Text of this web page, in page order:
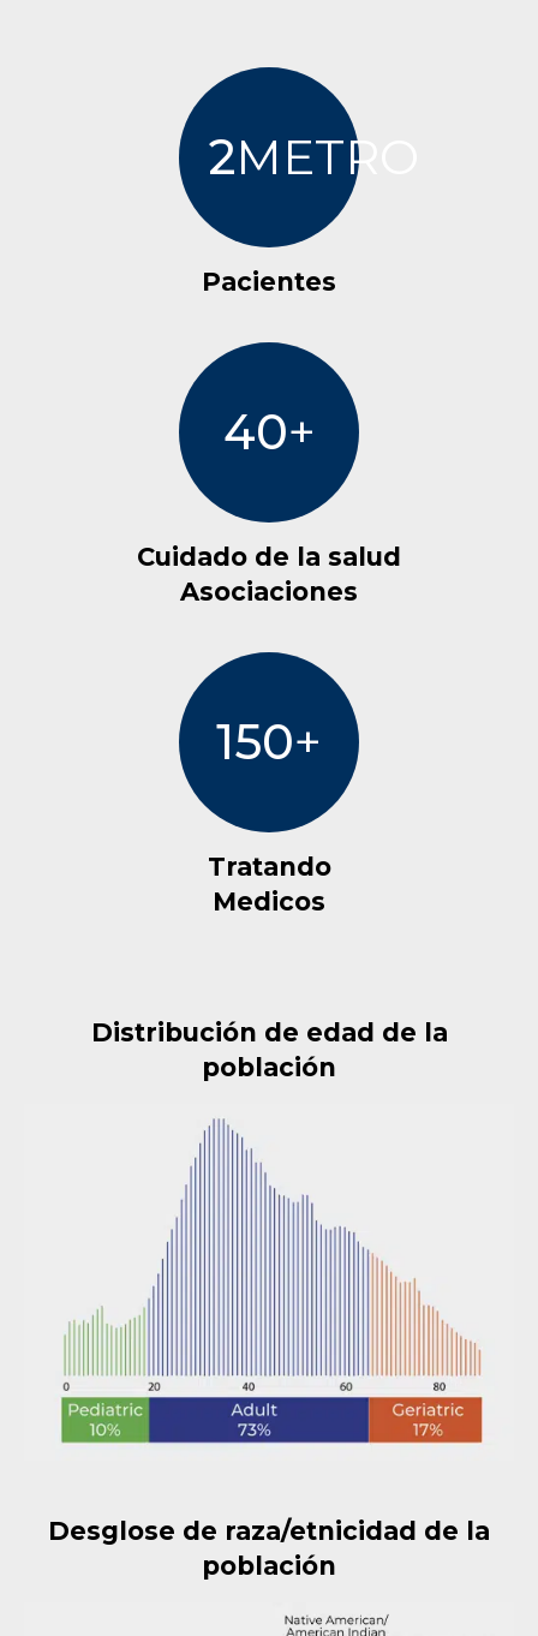
2METRO
Pacientes
40+
Cuidado de la salud
Asociaciones
150+
Tratando
Medicos
Distribución de edad de la
población
Desglose de raza/etnicidad de la
población